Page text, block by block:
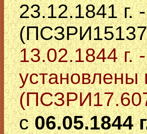
23.12.1841 г.
13.02.1844 г.
с06.05.1844